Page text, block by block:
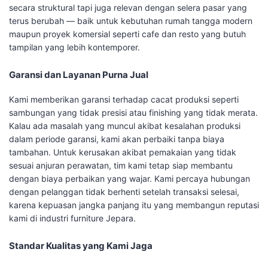
secara struktural tapi juga relevan dengan selera pasar yang
terus berubah — baik untuk kebutuhan rumah tangga modern
maupun proyek komersial seperti cafe dan resto yang butuh
tampilan yang lebih kontemporer.
Garansi dan Layanan Purna Jual
Kami memberikan garansi terhadap cacat produksi seperti
sambungan yang tidak presisi atau finishing yang tidak merata.
Kalau ada masalah yang muncul akibat kesalahan produksi
dalam periode garansi, kami akan perbaiki tanpa biaya
tambahan. Untuk kerusakan akibat pemakaian yang tidak
sesuai anjuran perawatan, tim kami tetap siap membantu
dengan biaya perbaikan yang wajar. Kami percaya hubungan
dengan pelanggan tidak berhenti setelah transaksi selesai,
karena kepuasan jangka panjang itu yang membangun reputasi
kami di industri furniture Jepara.
Standar Kualitas yang Kami Jaga